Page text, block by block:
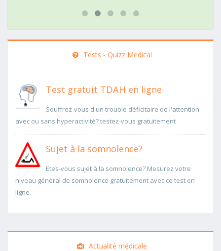
Tests - Quizz Medical
Test gratuit TDAH en ligne
Souffrez-vous d'un trouble déficitaire de l'attention
avec ou sans hyperactivité? testez-vous gratuitement
Sujet à la somnolence?
Etes-vous sujet à la somnolence? Mesurez votre
niveau général de somnolence gratuitement avec ce test en
ligne.
Actualité médicale